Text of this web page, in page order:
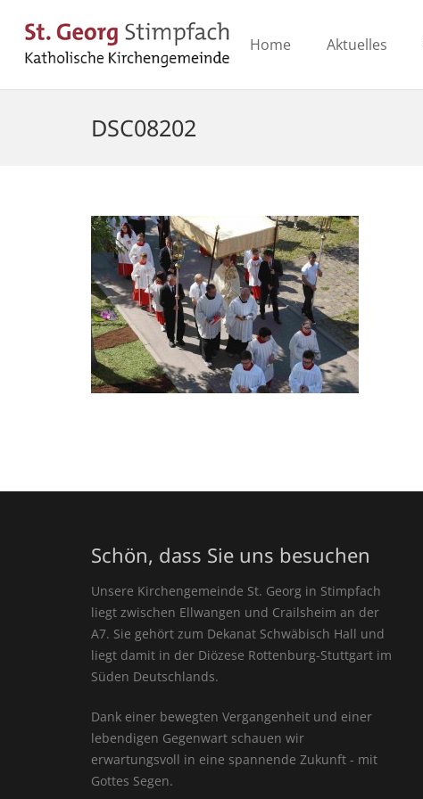
Home Aktuelles
DSC08202
Schön, dass Sie uns besuchen
Unsere Kirchengemeinde St. Georg in Stimpfach
liegt zwischen Ellwangen und Crailsheim an der
A7. Sie gehört zum Dekanat Schwäbisch Hall und
liegt damit in der Diözese Rottenburg-Stuttgart im
Süden Deutschlands.
Dank einer bewegten Vergangenheit und einer
lebendigen Gegenwart schauen wir
erwartungsvoll in eine spannende Zukunft - mit
Gottes Segen.